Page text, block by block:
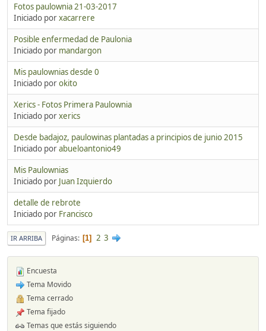
Fotos paulownia 21-03-2017
Iniciado porxacarrere
Posible enfermedad de Paulonia
Iniciado por mandargon
Mis paulownias desde 0
Iniciado porokito
Xerics - Fotos Primera Paulownia
Iniciado porxerics
Desde badajoz, paulowinas plantadas a principios de junio 2015
Iniciado porabueloantonio49
Mis Paulownias
Iniciado por Juan Izquierdo
detalle de rebrote
Iniciado por Francisco
IR ARRIBA Páginas 1 2 3
Encuesta
Tema Movido
Tema cerrado
Tema fijado
Temas que estás siguiendo